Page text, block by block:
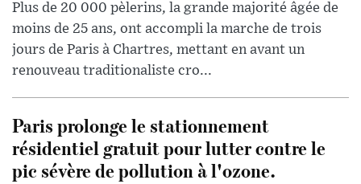
Plus de 20 000 pèlerins, la grande majorité âgée de
moins de 25 ans, ont accompli la marche de trois
jours de Paris à Chartres, mettant en avant un
renouveau traditionaliste cro...
Paris prolonge le stationnement
résidentiel gratuit pour lutter contre le
pic sévère de pollution à l'ozone.